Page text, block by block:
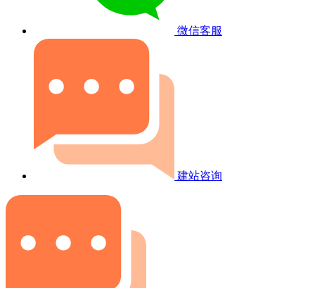
微信客服
建站咨询